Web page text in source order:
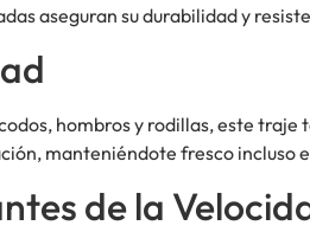
aseguran su durabilidad y
hombros y rodillas, este traje
manteniéndote fresco incluso
de la